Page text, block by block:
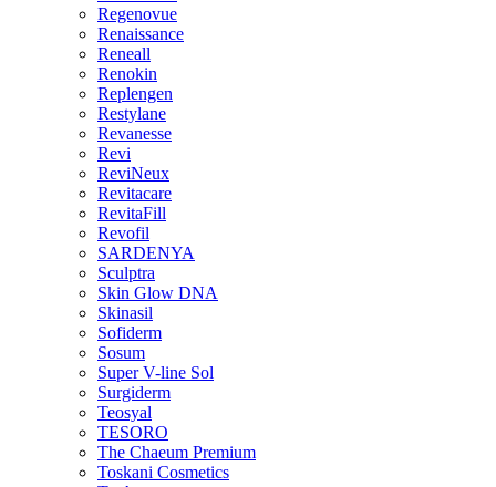
Regenovue
Renaissance
Reneall
Renokin
Replengen
Restylane
Revanesse
Revi
ReviNeux
Revitacare
RevitaFill
Revofil
SARDENYA
Sculptra
Skin Glow DNA
Skinasil
Sofiderm
Sosum
Super V-line Sol
Surgiderm
Teosyal
TESORO
The Chaeum Premium
Toskani Cosmetics